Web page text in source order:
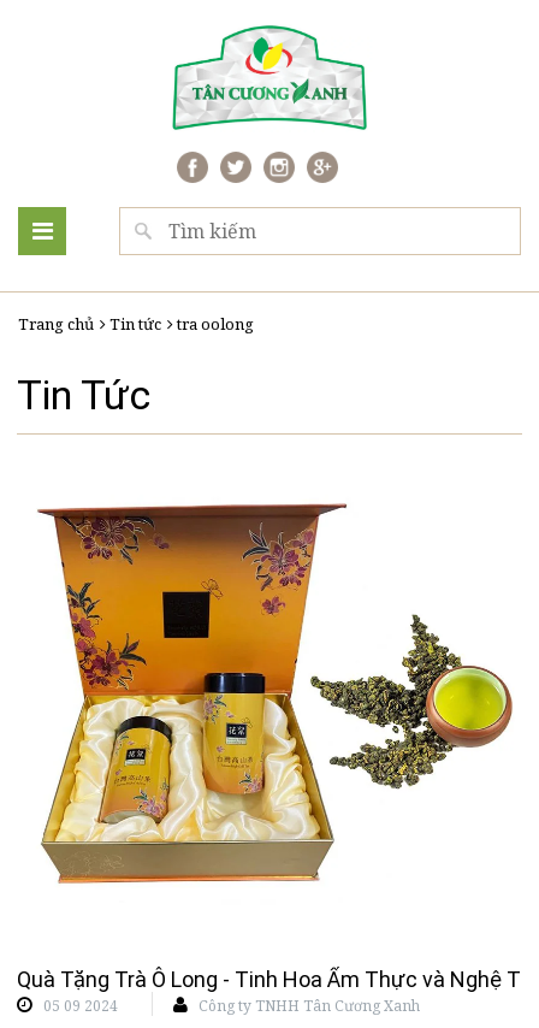
Trang chủ Tin tức tra oolong
Tin Tức
Quà Tặng Trà Ô Long - Tinh Hoa Ẩm Thực và Nghệ
05 09 2024 Công ty TNHH Tân Cương Xanh